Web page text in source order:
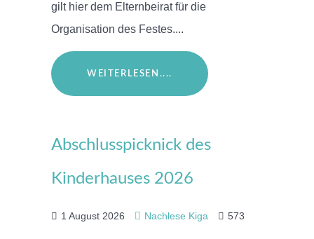
gilt hier dem Elternbeirat für die
Organisation des Festes....
WEITERLESEN....
Abschlusspicknick des
Kinderhauses 2026
1 August 2026 Nachlese Kiga 573